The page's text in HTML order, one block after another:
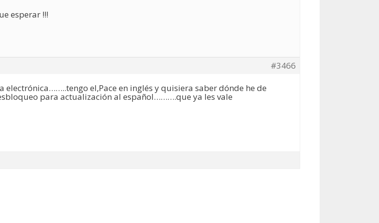
esperar !!!
#3466
electrónica……..tengo el,Pace en inglés y quisiera saber dónde he de
para actualización al español……….que ya les vale